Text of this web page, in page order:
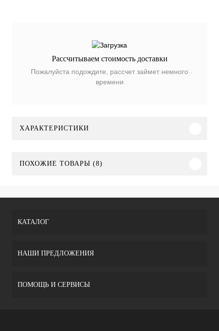
Рассчитываем стоимость доставки
Пожалуйста подождите, рассчет займет немного
времени
ХАРАКТЕРИСТИКИ
ПОХОЖИЕ ТОВАРЫ (8)
КАТАЛОГ
НАШИ ПРЕДЛОЖЕНИЯ
ПОМОЩЬ И СЕРВИСЫ